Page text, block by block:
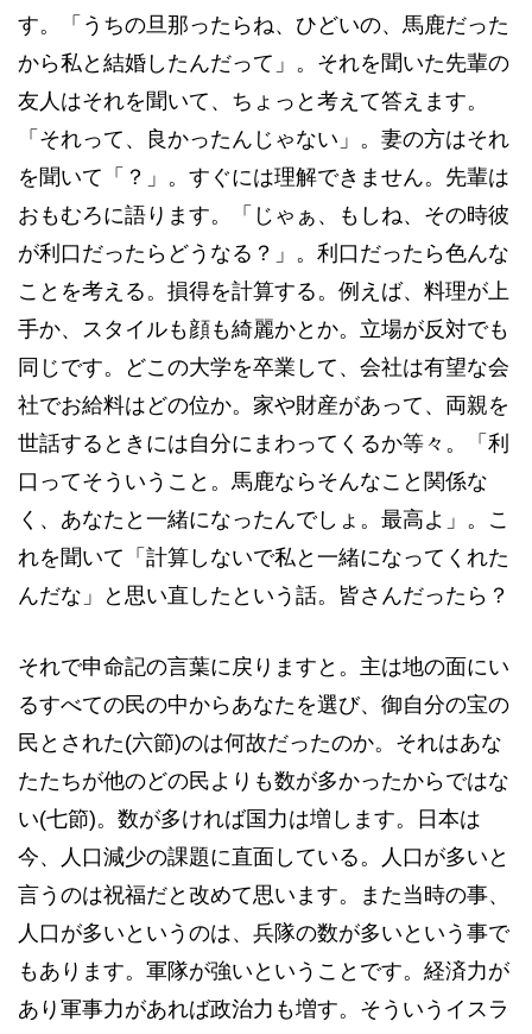
す。「うちの旦那ったらね、ひどいの、馬鹿だった
から私と結婚したんだって」。それを聞いた先輩の
友人はそれを聞いて、ちょっと考えて答えます。
「それって、良かったんじゃない」。妻の方はそれ
を聞いて「？」。すぐには理解できません。先輩は
おもむろに語ります。「じゃぁ、もしね、その時彼
が利口だったらどうなる？」。利口だったら色んな
ことを考える。損得を計算する。例えば、料理が上
手か、スタイルも顔も綺麗かとか。立場が反対でも
同じです。どこの大学を卒業して、会社は有望な会
社でお給料はどの位か。家や財産があって、両親を
世話するときには自分にまわってくるか等々。「利
口ってそういうこと。馬鹿ならそんなこと関係な
く、あなたと一緒になったんでしょ。最高よ」。こ
れを聞いて「計算しないで私と一緒になってくれた
んだな」と思い直したという話。皆さんだったら？
それで申命記の言葉に戻りますと。主は地の面にい
るすべての民の中からあなたを選び、御自分の宝の
民とされた(六節)のは何故だったのか。それはあな
たたちが他のどの民よりも数が多かったからではな
い(七節)。数が多ければ国力は増します。日本は
今、人口減少の課題に直面している。人口が多いと
言うのは祝福だと改めて思います。また当時の事、
人口が多いというのは、兵隊の数が多いという事で
もあります。軍隊が強いということです。経済力が
あり軍事力があれば政治力も増す。そういうイスラ